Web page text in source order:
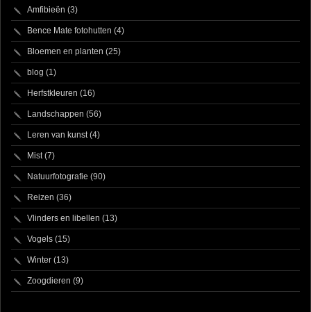
Amfibieën (3)
Bence Mate fotohutten (4)
Bloemen en planten (25)
blog (1)
Herfstkleuren (16)
Landschappen (56)
Leren van kunst(4)
Mist(7)
Natuurfotografie (90)
Reizen (36)
Vlinders en libellen (13)
Vogels (15)
Winter (13)
Zoogdieren (9)